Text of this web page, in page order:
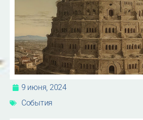
9 июня, 2024
События